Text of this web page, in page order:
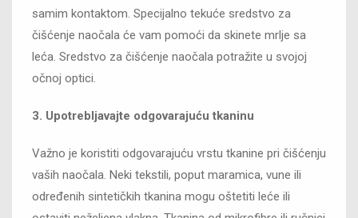
samim kontaktom. Specijalno tekuće sredstvo za
čišćenje naočala će vam pomoći da skinete mrlje sa
leća. Sredstvo za čišćenje naočala potražite u svojoj
očnoj optici.
3. Upotrebljavajte odgovarajuću tkaninu
Važno je koristiti odgovarajuću vrstu tkanine pri čišćenju
vaših naočala. Neki tekstili, poput maramica, vune ili
određenih sintetičkih tkanina mogu oštetiti leće ili